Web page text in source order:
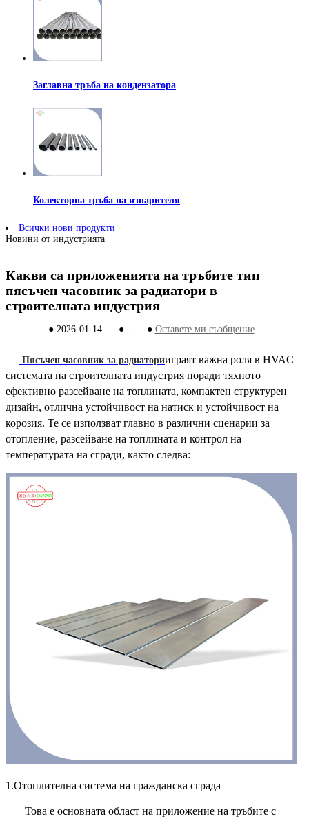
Заглавна тръба на кондензатора
Колекторна тръба на изпарителя
Всички нови продукти
Новини от индустрията
Какви са приложенията на тръбите тип
пясъчен часовник за радиатори в
строителната индустрия
● 2026-01-14 ● - ● Оставете ми съобщение
Пясъчен часовник за радиаторииграят важна роля в HVAC
системата на строителната индустрия поради тяхното
ефективно разсейване на топлината, компактен структурен
дизайн, отлична устойчивост на натиск и устойчивост на
корозия. Те се използват главно в различни сценарии за
отопление, разсейване на топлината и контрол на
температурата на сгради, както следва:
1.Отоплителна система на гражданска сграда
Това е основната област на приложение на тръбите с